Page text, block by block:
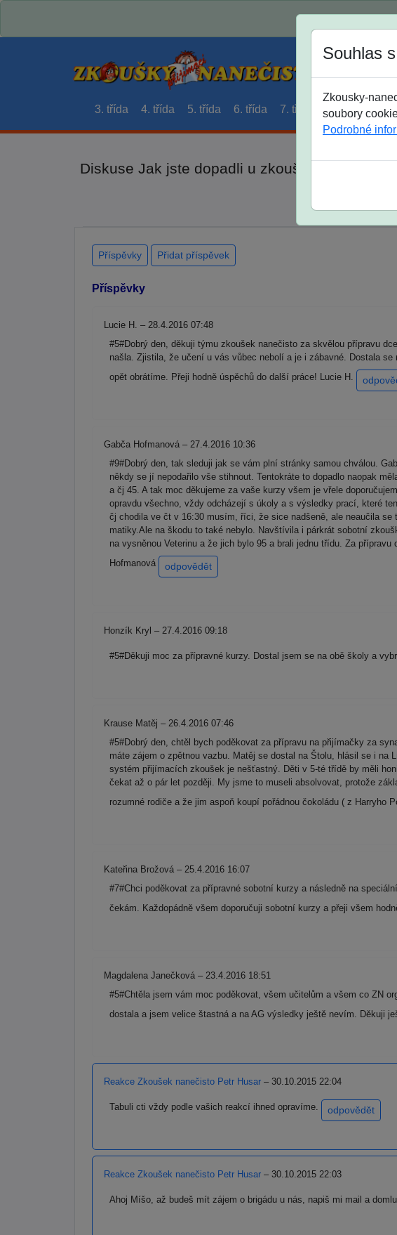
3. třída 4. třída 5. třída 6. třída 7. třída 8. třída 9.
Diskuse Jak jste dopadli u zkoušek na SŠ?
Souhlas
Zkousky-
soubory
Podrobné
Příspěvky Přidat příspěvek
Příspěvky
Lucie H. – 28.4.2016 07:48
#5#Dobrý den, děkuji týmu zkoušek nanečisto za skvělou přípravu
našla. Zjistila, že učení u vás vůbec nebolí a je i zábavné. Dostala
opět obrátíme. Přeji hodně úspěchů do další práce! Lucie H.
Gabča Hofmanová – 27.4.2016 10:36
#9#Dobrý den, tak sleduji jak se vám plní stránky samou chválou.
někdy se jí nepodařilo vše stihnout. Tentokráte to dopadlo naopak
a čj 45. A tak moc děkujeme za vaše kurzy všem je vřele
opravdu všechno, vždy odcházejí s úkoly a s výsledky prací, které
čj chodila ve čt v 16:30 musím, říci, že sice nadšeně, ale neaučila
matiky.Ale na škodu to také nebylo. Navštívila i párkrát sobotní
na vysněnou Veterinu a že jich bylo 95 a brali jednu třídu. Za
Hofmanová
odpovědět
Honzík Kryl – 27.4.2016 09:18
#5#Děkuji moc za přípravné kurzy. Dostal jsem se na obě školy a
Krause Matěj – 26.4.2016 07:46
#5#Dobrý den, chtěl bych poděkovat za přípravu na přijímačky za
máte zájem o zpětnou vazbu. Matěj se dostal na Štolu, hlásil se i
systém přijímacích zkoušek je nešťastný. Děti v 5-té třídě by měli
čekat až o pár let později. My jsme to museli absolvovat, protože
rozumné rodiče a že jim aspoň koupí pořádnou čokoládu ( z
Kateřina Brožová – 25.4.2016 16:07
#7#Chci poděkovat za přípravné sobotní kurzy a následně na
čekám. Každopádně všem doporučuji sobotní kurzy a přeji všem
Magdalena Janečková – 23.4.2016 18:51
#5#Chtěla jsem vám moc poděkovat, všem učitelům a všem co ZN
dostala a jsem velice štastná a na AG výsledky ještě nevím. Děkuji
Reakce Zkoušek nanečisto Petr Husar – 30.10.2015 22:04
Tabuli cti vždy podle vašich reakcí ihned opravíme. odpovědět
Reakce Zkoušek nanečisto Petr Husar – 30.10.2015 22:03
Ahoj Míšo, až budeš mít zájem o brigádu u nás, napiš mi mail a